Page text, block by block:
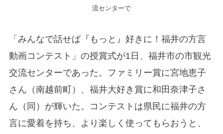
流センターで
「みんなで話せば『もっと』好きに！福井の方言
動画コンテスト」の授賞式が1日、福井市の市観光
交流センターであった。ファミリー賞に宮地恵子
さん（南越前町）、福井大好き賞に和田奈津子さ
ん（同）が輝いた。コンテストは県民に福井の方
言に愛着を持ち、より楽しく使ってもらおうと、